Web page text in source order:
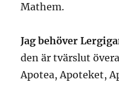
Mathem.
Jag behöver
den är tvärslut
Apotea, Apoteket,